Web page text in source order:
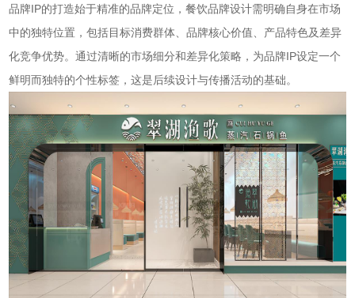
品牌IP的打造始于精准的品牌定位，餐饮品牌设计需明确自身在市场
中的独特位置，包括目标消费群体、品牌核心价值、产品特色及差异
化竞争优势。通过清晰的市场细分和差异化策略，为品牌IP设定一个
鲜明而独特的个性标签，这是后续设计与传播活动的基础。